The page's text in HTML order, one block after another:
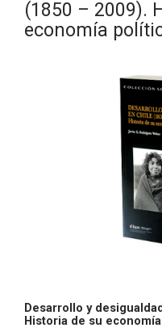
(1850 – 2009).
economía
Desarrollo y
Historia de su